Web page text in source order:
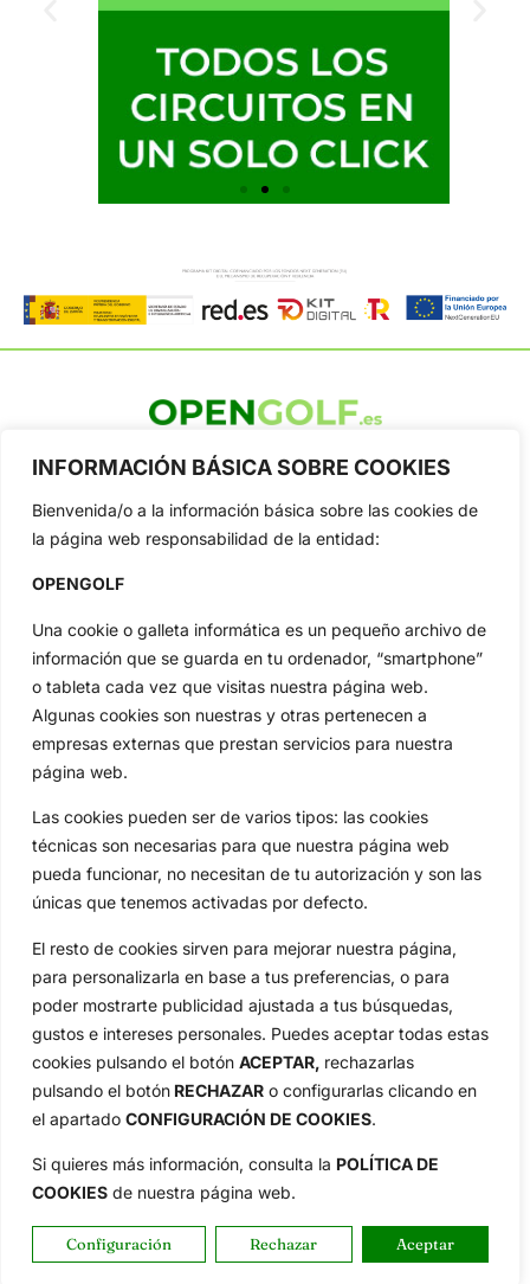
INFORMACIÓN BÁSICA SOBRE COOKIES
Bienvenida/o a la información básica sobre las cookies de
la página web responsabilidad de la entidad:
OPENGOLF
Una cookie o galleta informática es un pequeño archivo de
información que se guarda en tu ordenador, “smartphone”
o tableta cada vez que visitas nuestra página web.
Algunas cookies son nuestras y otras pertenecen a
empresas externas que prestan servicios para nuestra
página web.
Las cookies pueden ser de varios tipos: las cookies
técnicas son necesarias para que nuestra página web
pueda funcionar, no necesitan de tu autorización y son las
únicas que tenemos activadas por defecto.
El resto de cookies sirven para mejorar nuestra página,
para personalizarla en base a tus preferencias, o para
poder mostrarte publicidad ajustada a tus búsquedas,
gustos e intereses personales. Puedes aceptar todas estas
cookies pulsando el botón ACEPTAR, rechazarlas
pulsando el botón RECHAZAR o configurarlas clicando en
el apartado CONFIGURACIÓN DE COOKIES.
Si quieres más información, consulta la POLÍTICA DE
COOKIES de nuestra página web.
Configuración Rechazar Aceptar
OpenGolf ofrece toda la actualidad, información del golf
profesional y amateur, resultados en directo, vídeos, noticias,
Tour...
Inicio
Actualidad
Amateurs
Circuitos
Especiales
Reglas
Vídeos
De Interés
Compañía
Aviso Legal
Política de Privacidad
Política de Cookies
Publicidad
Copyright © 2025 OpenGolf | Diseño porTecnoQuatre